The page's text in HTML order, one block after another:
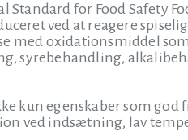
Standard for Food Safety
ved at reagere
med oxidationsmiddel
syrebehandling,
kun egenskaber som
ved indsætning, lav